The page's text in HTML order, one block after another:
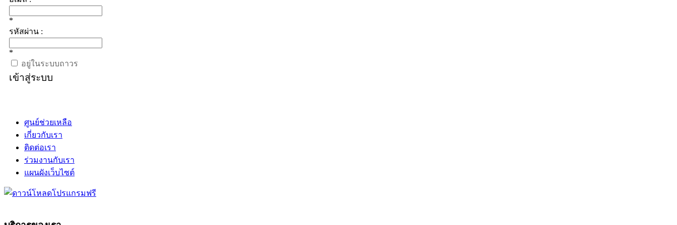
*
รหัสผ่าน :
*
อยู่ในระบบถาวร
เข้าสู่ระบบ
ศูนย์ช่วยเหลือ
เกี่ยวกับเรา
ติดต่อเรา
ร่วมงานกับเรา
แผนผังเว็บไซต์